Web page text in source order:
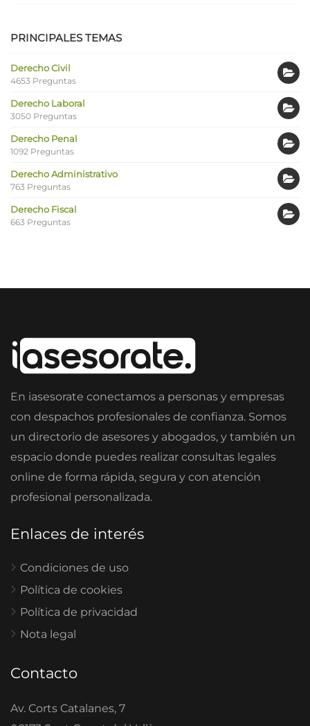
PRINCIPALES TEMAS
Derecho Civil
4653 Preguntas
Derecho Laboral
3050 Preguntas
Derecho Penal
1092 Preguntas
Derecho Administrativo
763 Preguntas
Derecho Fiscal
663 Preguntas
En iasesorate conectamos a personas y empresas
con despachos profesionales de confianza. Somos
un directorio de asesores y abogados, y también un
espacio donde puedes realizar consultas legales
online de forma rápida, segura y con atención
profesional personalizada.
Enlaces de interés
Condiciones de uso
Política de cookies
Política de privacidad
Nota legal
Contacto
Av. Corts Catalanes, 7